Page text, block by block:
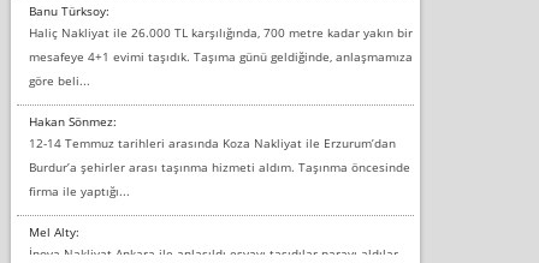
Banu Türksoy:
Haliç Nakliyat ile 26.000 TL karşılığında, 700 metre kadar yakın bir
mesafeye 4+1 evimi taşıdık. Taşıma günü geldiğinde, anlaşmamıza
göre beli...
Hakan Sönmez:
12-14 Temmuz tarihleri arasında Koza Nakliyat ile Erzurum’dan
Burdur’a şehirler arası taşınma hizmeti aldım. Taşınma öncesinde
firma ile yaptığı...
Mel Alty:
İnova Nakliyat Ankara ile anlaşıldı eşyayı taşıdılar parayı aldılar.